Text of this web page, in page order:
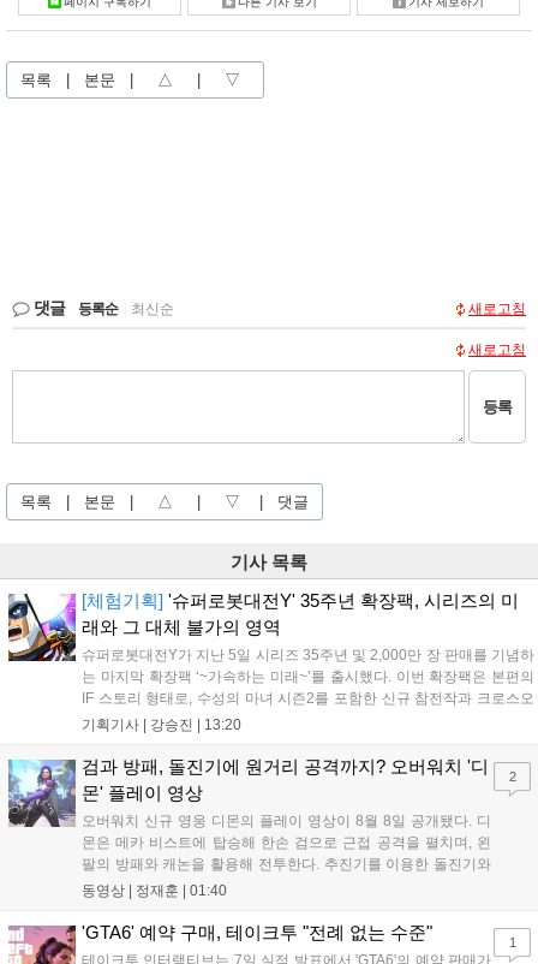
목록 본문 △ ▽
댓글 등록순 최신순 새로고침
새로고침
등록
목록 본문 △ ▽ 댓글
기사 목록
[체험기획] '슈퍼로봇대전Y' 35주년 확장팩, 시리즈의 미
래와 그 대체 불가의 영역
슈퍼로봇대전Y가 지난 5일 시리즈 35주년 및 2,000만 장 판매를 기념하
는 마지막 확장팩 ‘~가속하는 미래~’를 출시했다. 이번 확장팩은 본편의
IF 스토리 형태로, 수성의 마녀 시즌2를 포함한 신규 참전작과 크로스오
버 합체기를 선보이며 작품을 완결 짓는다. 기존 연출의 한계와 로봇 게
구현하며 시리즈의 미래를 향한 새로운 가능성을 제시했다....
기획기사 | 강승진 13:20
검과 방패, 돌진기에 원거리 공격까지? 오버워치 '디
몬' 플레이 영상
오버워치 신규 영웅 디몬의 플레이 영상이 8월 8일 공개됐다. 디
몬은 메카 비스트에 탑승해 한손 검으로 근접 공격을 펼치며, 왼
팔의 방패와 캐논을 활용해 전투한다. 추진기를 이용한 돌진기와
참격 형태의 궁극기를 보유했고, 메카 파괴 시 맨몸으로 기관총을
산의 영웅들 업데이트를 통해 정식 출시될 예정이다....
동영상 | 정재훈 01:40
2
'GTA6' 예약 구매, 테이크투 "전례 없는 수준"
테이크투 인터랙티브는 7일 실적 발표에서 'GTA6'의 예약 판매가
1